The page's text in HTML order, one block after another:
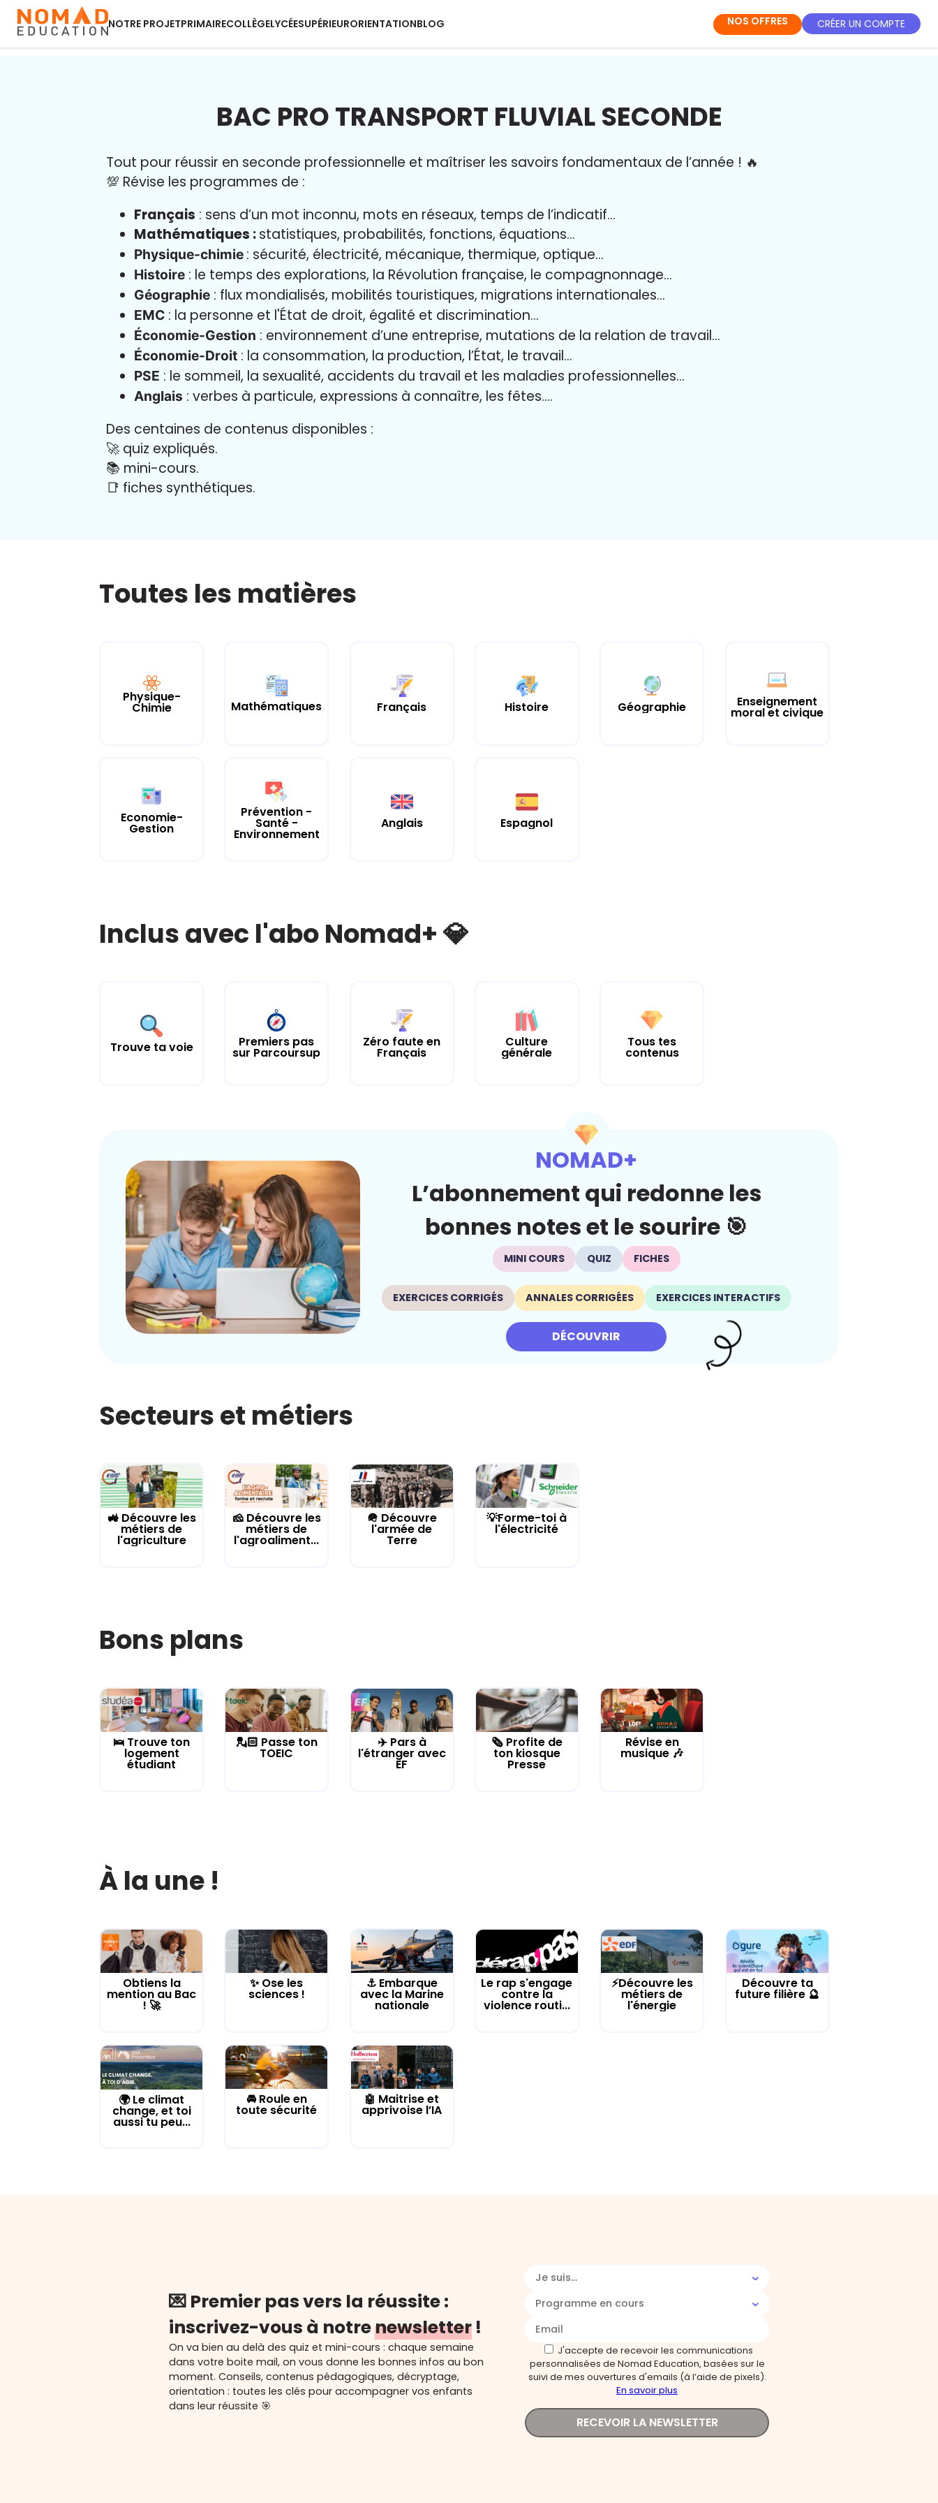
NOTRE PROJETPRIMAIRECOLLÈGELYCÉESUPÉRIEURORIENTATIONBLOG NOS OFFRES CRÉER UN COMPTE
BAC PRO TRANSPORT FLUVIAL SECONDE
Tout pour réussir en seconde professionnelle et maîtriser les savoirs fondamentaux de l’année ! 🔥
💯 Révise les programmes de :
Français : sens d’un mot inconnu, mots en réseaux, temps de l’indicatif…
Mathématiques :statistiques, probabilités, fonctions, équations…
Physique-chimie : sécurité, électricité, mécanique, thermique, optique…
Histoire : le temps des explorations, la Révolution française, le compagnonnage…
Géographie : flux mondialisés, mobilités touristiques, migrations internationales…
EMC : la personne et l'État de droit, égalité et discrimination…
Économie-Gestion : environnement d’une entreprise, mutations de la relation de travail…
Économie-Droit : la consommation, la production, l’État, le travail…
PSE : le sommeil, la sexualité, accidents du travail et les maladies professionnelles…
Anglais : verbes à particule, expressions à connaître, les fêtes….
Des centaines de contenus disponibles :
🚀 quiz expliqués.
📚 mini-cours.
📑 fiches synthétiques.
Toutes les matières
Physique-
Chimie Mathématiques Français Histoire Géographie Enseignement
moral et civique
Economie-
Gestion
Prévention -
Santé -
Environnement
Anglais Espagnol
Inclus avec l'abo Nomad+ 💎
Trouve ta voie Premiers pas
sur Parcoursup
Zéro faute en
Français
Culture
générale
Tous tes
contenus
NOMAD+
L’abonnement qui redonne les
bonnes notes et le sourire 🎯
MINI COURS QUIZ FICHES
EXERCICES CORRIGÉS ANNALES CORRIGÉES EXERCICES INTERACTIFS
DÉCOUVRIR
Secteurs et métiers
🚜 Découvre les
métiers de
l'agriculture
🧀 Découvre les
métiers de
l'agroaliment...
🪖 Découvre
l'armée de
Terre
💡Forme-toi à
l'électricité
Bons plans
🛌 Trouve ton
logement
étudiant
💂🏻 Passe ton
TOEIC
✈️ Pars à
l'étranger avec
EF
🗞️ Profite de
ton kiosque
Presse
Révise en
musique 🎶
À la une !
Obtiens la
mention au Bac
! 🚀
✨ Ose les
sciences !
⚓️ Embarque
avec la Marine
nationale
Le rap s'engage
contre la
violence routi...
⚡Découvre les
métiers de
l'énergie
Découvre ta
future filière 🔮
🌍 Le climat
change, et toi
aussi tu peu...
🚘 Roule en
toute sécurité
🤖 Maitrise et
apprivoise l’IA
💌 Premier pas vers la réussite :
inscrivez-vous à notrenewsletter !
On va bien au delà des quiz et mini-cours : chaque semaine
dans votre boite mail, on vous donne les bonnes infos au bon
moment. Conseils, contenus pédagogiques, décryptage,
orientation : toutes les clés pour accompagner vos enfants
dans leur réussite 🎯
Je suis...
Programme en cours
J'accepte de recevoir les communications
personnalisées de Nomad Education, basées sur le
suivi de mes ouvertures d'emails (à l’aide de pixels).
En savoir plus
RECEVOIR LA NEWSLETTER